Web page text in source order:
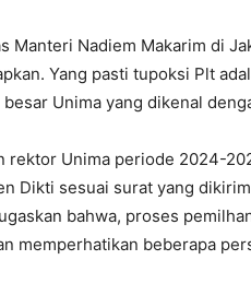
Manteri Nadiem Makarim di
Yang pasti tupoksi Plt
besar Unima yang dikenal
rektor Unima periode 2024-
Dikti sesuai surat yang
bahwa, proses
memperhatikan beberapa